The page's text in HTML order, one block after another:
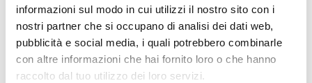
informazioni sul modo in cui utilizzi il nostro sito con i
nostri partner che si occupano di analisi dei dati web,
pubblicità e social media, i quali potrebbero combinarle
con altre informazioni che hai fornito loro o che hanno
raccolto dal tuo utilizzo dei loro servizi.